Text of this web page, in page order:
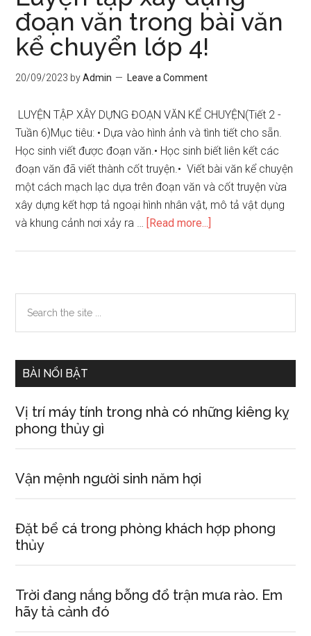
đoạn văn trong bài văn
kể chuyển lớp 4!
20/09/2023 byAdmin Leave a Comment
LUYỆN TẬP XÂY DỰNG ĐOẠN VĂN KỂ CHUYỆN(Tiết 2 -
Tuần 6)Mục tiêu: • Dựa vào hình ảnh và tình tiết cho sẵn.
Học sinh viết được đoạn văn.• Học sinh biết liên kết các
đoạn văn đã viết thành cốt truyện.• Viết bài văn kể chuyện
một cách mạch lạc dựa trên đoạn văn và cốt truyện vừa
xây dựng kết hợp tả ngoại hình nhân vật, mô tả vật dụng
và khung cảnh nơi xảy ra … [Read more...]
dựng
văn
văn
chuyển
Primary
Sidebar
the
BÀI NỔI BẬT
Vị trí máy tính trong nhà có những kiêng kỵ
phong thủy gì
Vận mệnh người sinh năm hợi
Đặt bể cá trong phòng khách hợp phong
thủy
Trời đang nắng bỗng đổ trận mưa rào. Em
hãy tả cảnh đó